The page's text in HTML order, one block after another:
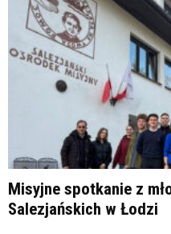
Misyjne spotkanie z
Salezjańskich w Łodzi